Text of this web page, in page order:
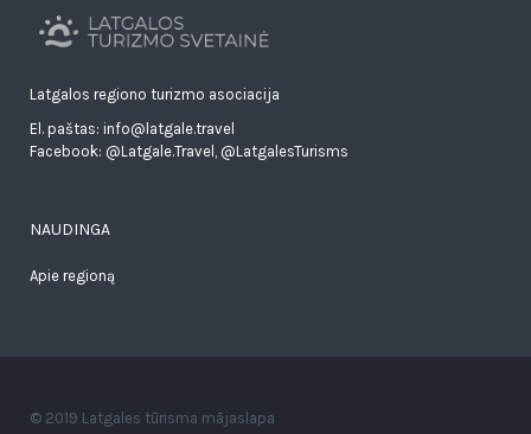
Latgalos regiono turizmo asociacija
El. paštas: info@latgale.travel
Facebook: @Latgale.Travel @LatgalesTurisms
NAUDINGA
Apie regioną
© 2019 Latgales tūrisma mājaslapa